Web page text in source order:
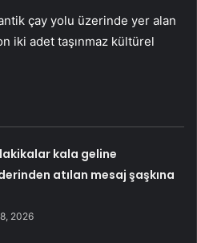
çay yolu üzerinde yer alan
iki adet taşınmaz kültürel
kala geline
atılan mesaj şaşkına
2026